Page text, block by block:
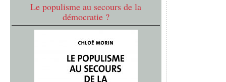
Le populisme au secours de la
démocratie ?